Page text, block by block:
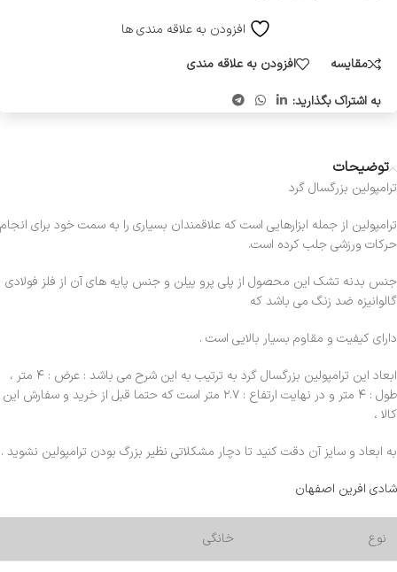
افزودن به علاقه مندی ها
مقایسه
افزودن به علاقه مندی
به اشتراک بگذارید:
توضیحات
ترامپولین بزرگسال گرد
ترامپولین از جمله ابزارهایی است که علاقمندان بسیاری را به سمت خود برای انجام
حرکات ورزشی جلب کرده است.
جنس بدنه تشک این محصول از پلی پرو پیلن و جنس پایه های آن از فلز فولادی
گالوانیزه ضد زنگ می باشد که
دارای کیفیت و مقاوم بسیار بالایی است .
ابعاد این ترامپولین بزرگسال گرد به ترتیب به این شرح می باشد : عرض : ۴ متر ،
طول : ۴ متر و در نهایت ارتفاع : ۲.۷ متر است که حتما قبل از خرید و سفارش این
کالا ،
به ابعاد و سایز آن دقت کنید تا دچار مشکلاتی نظیر بزرگ بودن ترامپولین نشوید .
شادی افرین اصفهان
نوع خانگی